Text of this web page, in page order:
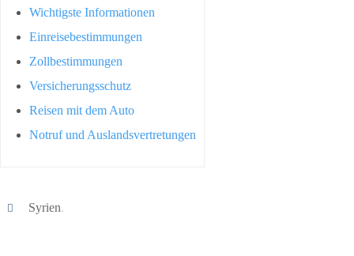
Wichtigste Informationen
Einreisebestimmungen
Zollbestimmungen
Versicherungsschutz
Reisen mit dem Auto
Notruf und Auslandsvertretungen
Syrien.